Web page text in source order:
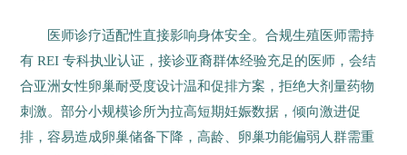
医师诊疗适配性直接影响身体安全。合规生殖医师需持
有 REI 专科执业认证，接诊亚裔群体经验充足的医师，会结
合亚洲女性卵巢耐受度设计温和促排方案，拒绝大剂量药物
刺激。部分小规模诊所为拉高短期妊娠数据，倾向激进促
排，容易造成卵巢储备下降，高龄、卵巢功能偏弱人群需重